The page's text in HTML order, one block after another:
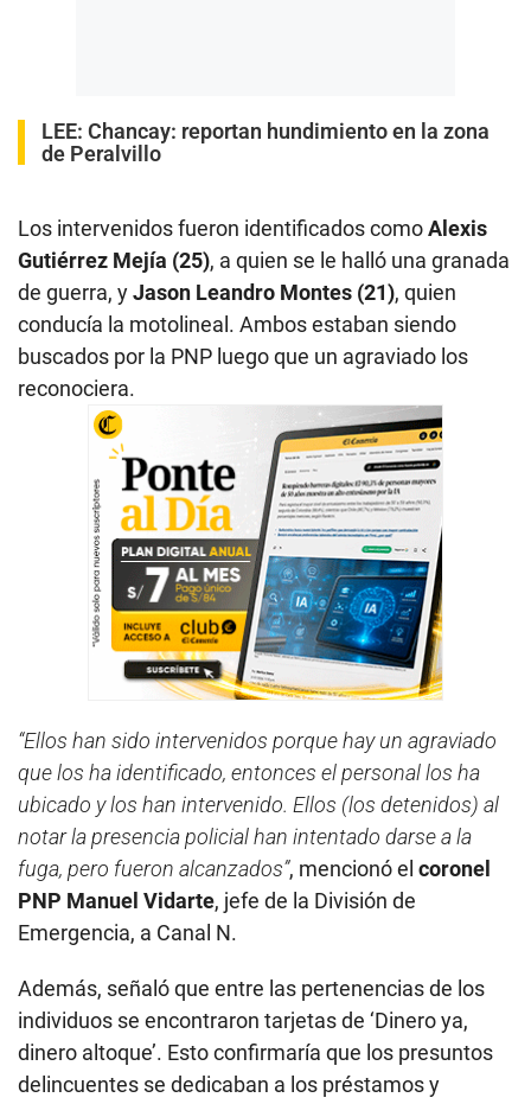
LEE: Chancay: reportan hundimiento en la zona
de Peralvillo
Los intervenidos fueron identificados comoAlexis
Gutiérrez Mejía (25), a quien se le halló una granada
de guerra, yJason Leandro Montes (21), quien
conducía la motolineal. Ambos estaban siendo
buscados por la PNP luego que un agraviado los
reconociera.
“Ellos han sido intervenidos porque hay un agraviado
que los ha identificado, entonces el personal los ha
ubicado y los han intervenido. Ellos (los detenidos) al
notar la presencia policial han intentado darse a la
fuga, pero fueron alcanzados”, mencionó el coronel
PNP Manuel Vidarte, jefe de la División de
Emergencia, a Canal N.
Además, señaló que entre las pertenencias de los
individuos se encontraron tarjetas de ‘Dinero ya,
dinero altoque’. Esto confirmaría que los presuntos
delincuentes se dedicaban a los préstamos y